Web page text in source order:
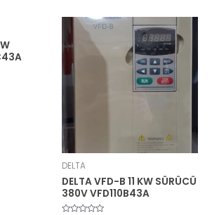
DELTA
DELTA VFD-B 11 KW SÜRÜCÜ
380V VFD110B43A